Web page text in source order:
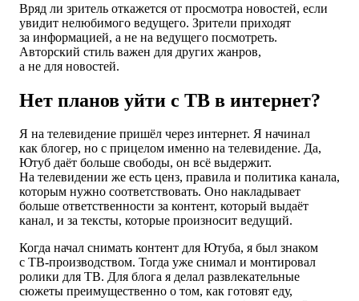
Вряд ли зритель откажется от просмотра новостей, если
увидит нелюбимого ведущего. Зрители приходят
за информацией, а не на ведущего посмотреть.
Авторский стиль важен для других жанров,
а не для новостей.
Нет планов уйти с ТВ в интернет?
Я на телевидение пришёл через интернет. Я начинал
как блогер, но с прицелом именно на телевидение. Да,
Ютуб даёт больше свободы, он всё выдержит.
На телевидении же есть ценз, правила и политика канала,
которым нужно соответствовать. Оно накладывает
больше ответственности за контент, который выдаёт
канал, и за тексты, которые произносит ведущий.
Когда начал снимать контент для Ютуба, я был знаком
с ТВ-производством. Тогда уже снимал и монтировал
ролики для ТВ. Для блога я делал развлекательные
сюжеты преимущественно о том, как готовят еду,